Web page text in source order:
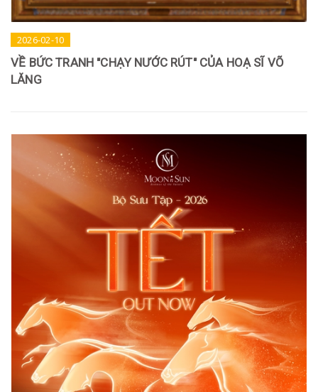
2026-02-10
VỀ BỨC TRANH "CHẠY NƯỚC RÚT" CỦA HOẠ SĨ VÕ
LĂNG